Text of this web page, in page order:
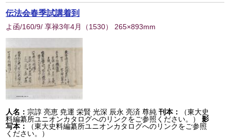
伝法会春季試講着到
よ函/160/9/ 享禄3年4月 （1530） 265×893mm
人名： 宗諄 亮恵 尭運 栄賢 光深 辰永 亮済 尊純 刊本：
（東大史
料編纂所ユニオンカタログへのリンクをご参照ください。）
影
写本：
（東大史料編纂所ユニオンカタログへのリンクをご参照
ください。）